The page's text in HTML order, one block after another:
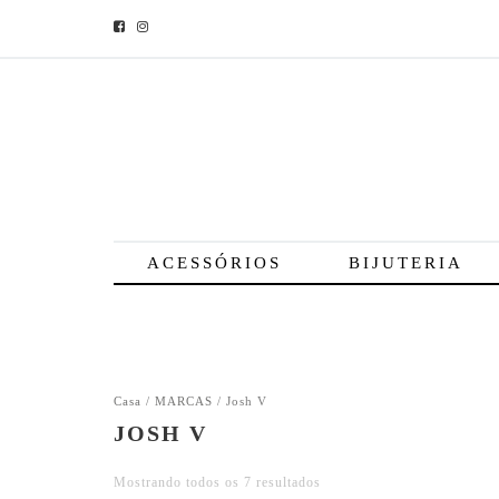
ACESSÓRIOS BIJUTERIA
Casa / MARCAS / Josh V
JOSH V
Mostrando todos os 7 resultados